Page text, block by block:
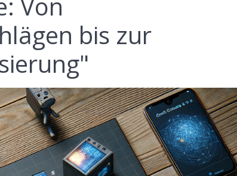
bis zur